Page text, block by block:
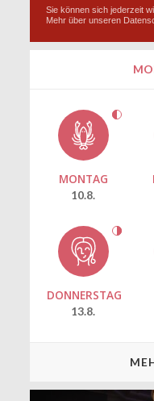
Sie können sich jederzeit
Mehr über unseren
MONTAG
10.8.
DONNERSTAG
13.8.